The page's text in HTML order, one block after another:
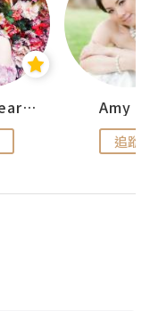
BeautySearch Amy
追蹤